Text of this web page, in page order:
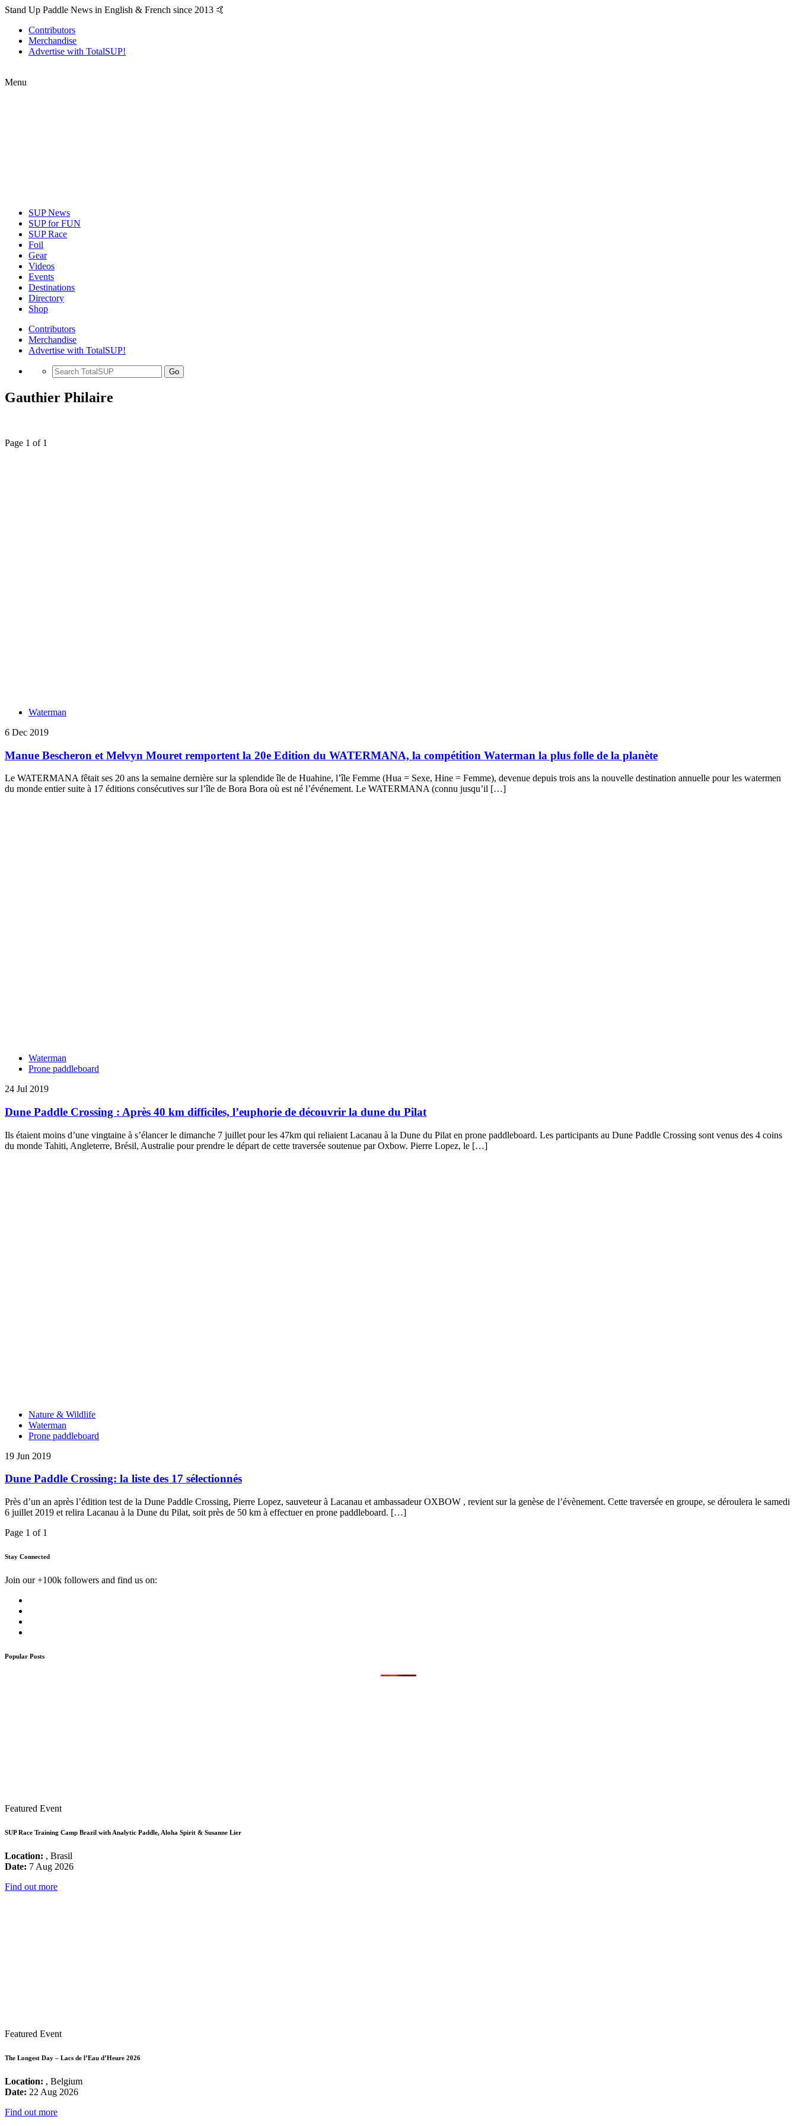
Stand Up Paddle News in English & French since 2013 🤙
Contributors
Merchandise
Advertise with TotalSUP!
Menu
SUP News
SUP for FUN
SUP Race
Foil
Gear
Videos
Events
Destinations
Directory
Shop
Contributors
Merchandise
Advertise with TotalSUP!
Go
Gauthier Philaire
Page 1 of 1
Waterman
6 Dec 2019
Manue Bescheron et Melvyn Mouret remportent la 20e Edition du WATERMANA, la compétition Waterman la plus folle de la planète
Le WATERMANA fêtait ses 20 ans la semaine dernière sur la splendide île de Huahine, l’île Femme (Hua = Sexe, Hine = Femme), devenue depuis trois ans la nouvelle destination annuelle pour les watermen
du monde entier suite à 17 éditions consécutives sur l’île de Bora Bora où est né l’événement. Le WATERMANA (connu jusqu’il […]
Waterman
Prone paddleboard
24 Jul 2019
Dune Paddle Crossing : Après 40 km difficiles, l’euphorie de découvrir la dune du Pilat
Ils étaient moins d’une vingtaine à s’élancer le dimanche 7 juillet pour les 47km qui reliaient Lacanau à la Dune du Pilat en prone paddleboard. Les participants au Dune Paddle Crossing sont venus des 4 coins
du monde Tahiti, Angleterre, Brésil, Australie pour prendre le départ de cette traversée soutenue par Oxbow. Pierre Lopez, le […]
Nature & Wildlife
Waterman
Prone paddleboard
19 Jun 2019
Dune Paddle Crossing: la liste des 17 sélectionnés
Près d’un an après l’édition test de la Dune Paddle Crossing, Pierre Lopez, sauveteur à Lacanau et ambassadeur OXBOW , revient sur la genèse de l’évènement. Cette traversée en groupe, se déroulera le samedi
6 juillet 2019 et relira Lacanau à la Dune du Pilat, soit près de 50 km à effectuer en prone paddleboard. […]
Page 1 of 1
Stay Connected
Join our +100k followers and find us on:
Popular Posts
Featured Event
SUP Race Training Camp Brazil with Analytic Paddle, Aloha Spirit & Susanne Lier
Location: , Brasil
Date: 7 Aug 2026
Find out more
Featured Event
The Longest Day – Lacs de l’Eau d’Heure 2026
Location: , Belgium
Date: 22 Aug 2026
Find out more